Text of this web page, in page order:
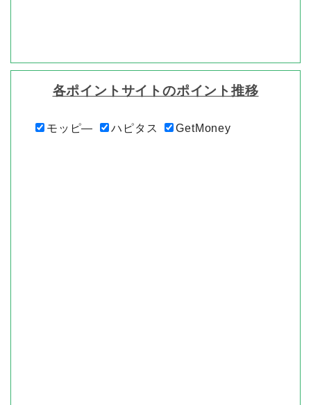
各ポイントサイトのポイント推移
モッピ― ハピタス GetMoney